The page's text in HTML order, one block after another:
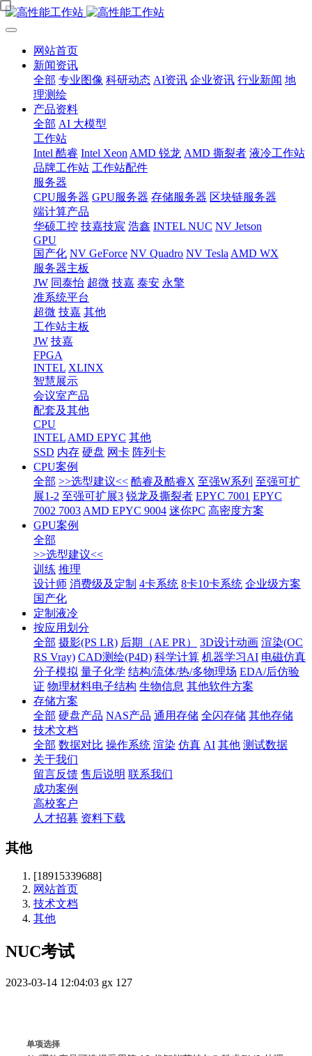
网站首页
新闻资讯
全部 专业图像 科研动态 AI资讯 企业资讯 行业新闻 地
理测绘
产品资料
全部 AI 大模型
工作站
Intel 酷睿 Intel Xeon AMD 锐龙 AMD 撕裂者 液冷工作站
品牌工作站 工作站配件
服务器
CPU服务器 GPU服务器 存储服务器 区块链服务器
端计算产品
华硕工控 技嘉技宸 浩鑫 INTEL NUC NV Jetson
GPU
国产化 NV GeForce NV Quadro NV Tesla AMD WX
服务器主板
JW 同泰怡 超微 技嘉 泰安 永擎
准系统平台
超微 技嘉 其他
工作站主板
JW 技嘉
FPGA
INTEL XLINX
智慧展示
会议室产品
配套及其他
CPU
INTEL AMD EPYC 其他
SSD 内存 硬盘 网卡 阵列卡
CPU案例
全部 >>选型建议<< 酷睿及酷睿X 至强W系列 至强可扩
展1-2 至强可扩展3 锐龙及撕裂者 EPYC 7001 EPYC
7002 7003 AMD EPYC 9004 迷你PC 高密度方案
GPU案例
全部
>>选型建议<<
训练 推理
设计师 消费级及定制 4卡系统 8卡10卡系统 企业级方案
国产化
定制液冷
按应用划分
全部 摄影(PS LR) 后期（AE PR） 3D设计动画 渲染(OC
RS Vray) CAD测绘(P4D) 科学计算 机器学习AI 电磁仿真
分子模拟 量子化学 结构/流体/热/多物理场 EDA/后仿验
证 物理材料电子结构 生物信息 其他软件方案
存储方案
全部 硬盘产品 NAS产品 通用存储 全闪存储 其他存储
技术文档
全部 数据对比 操作系统 渲染 仿真 AI 其他 测试数据
关于我们
留言反馈 售后说明 联系我们
成功案例
高校客户
人才招募 资料下载
其他
[18915339688]
网站首页
技术文档
其他
NUC考试
2023-03-14 12:04:03 gx 127
单项选择